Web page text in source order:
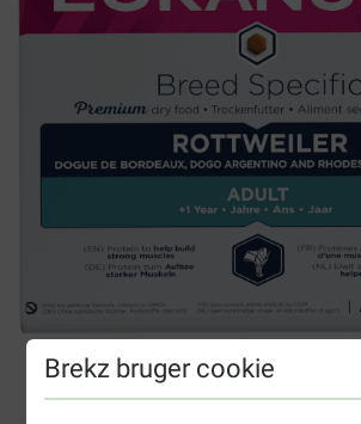
Brekz bruger cookie
Eukanuba Rottweiler hundefoder